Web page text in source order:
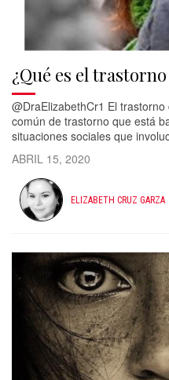
¿Qué es el
@DraElizabethCr1 El
común de trastorno que está
situaciones sociales que
ABRIL 15, 2020
ELIZABETH CRUZ GARZA